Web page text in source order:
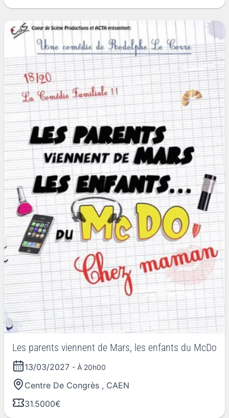
Les parents viennent de Mars, les enfants du McDo
13/03/2027 - À 20h00
Centre De Congrès , CAEN
31.5000€